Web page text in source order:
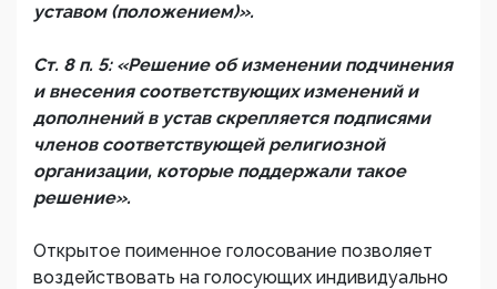
уставом (положением)».
Ст. 8 п. 5: «Решение об изменении подчинения
и внесения соответствующих изменений и
дополнений в устав скрепляется подписями
членов соответствующей религиозной
организации, которые поддержали такое
решение».
Открытое поименное голосование позволяет
воздействовать на голосующих индивидуально